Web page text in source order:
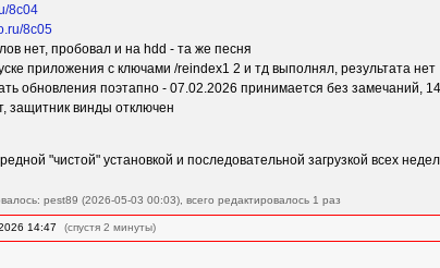
8c04
8c05
нет, пробовал и на hdd - та же песня
приложения с ключами /reindex1 2 и тд выполнял, результата нет
обновления поэтапно - 07.02.2026 принимается без замечаний,
защитник винды отключен
"чистой" установкой и последовательной загрузкой всех
pest89 (2026-05-03 00:03), всего редактировалось 1 раз
14:47 (спустя 2 минуты)